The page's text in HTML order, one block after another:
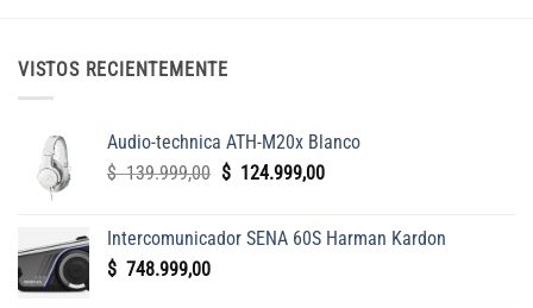
VISTOS RECIENTEMENTE
Audio-technica ATH-M20x Blanco
$139.999,00 El
era:
$ 124.999,00El
es:
Intercomunicador SENA 60S Harman Kardon
$ 748.999,00